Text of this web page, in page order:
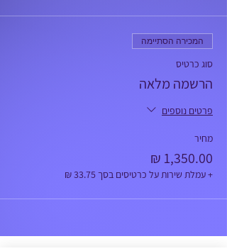
המכירה הסתיימה
סוג כרטיס
הרשמה מלאה
פרטים נוספים
מחיר
+ עמלת שירות על כרטיסים בסך ‏33.75 ‏₪